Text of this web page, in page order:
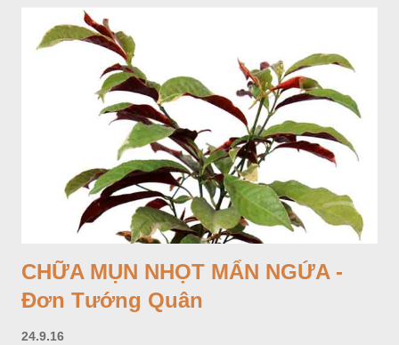
CHỮA MỤN NHỌT MẨN NGỨA -
Đơn Tướng Quân
24.9.16